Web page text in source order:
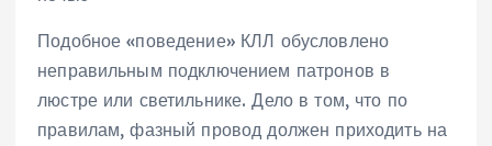
Подобное «поведение» КЛЛ обусловлено
неправильным подключением патронов в
люстре или светильнике. Дело в том, что по
правилам, фазный провод должен приходить на